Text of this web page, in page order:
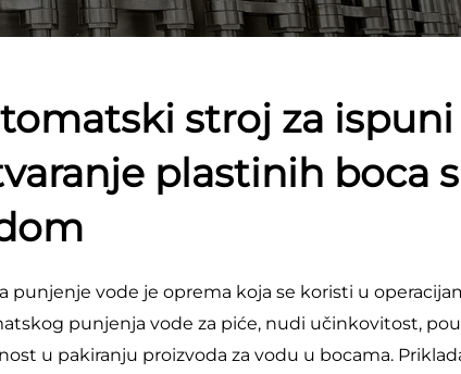
stroj za ispuni
plastinih boca s
punjenje vode je oprema koja se koristi u
punjenja vode za piće, nudi učinkovitost,
u pakiranju proizvoda za vodu u bocama.